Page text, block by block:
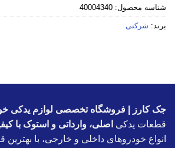
شناسه محصول: 40004340
برند: شرکتی
جک کارز | فروشگاه تخصصی لوازم یدکی
قطعات یدکی اصلی، وارداتی و استوک با
انواع خودروهای داخلی و خارجی، با بهترین